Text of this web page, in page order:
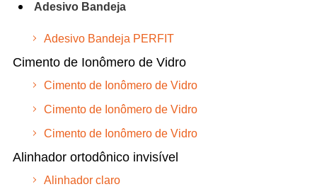
Adesivo Bandeja
Adesivo Bandeja PERFIT
Cimento de Ionômero de Vidro
Cimento de Ionômero de Vidro
Cimento de Ionômero de Vidro
Cimento de Ionômero de Vidro
Alinhador ortodônico invisível
Alinhador claro